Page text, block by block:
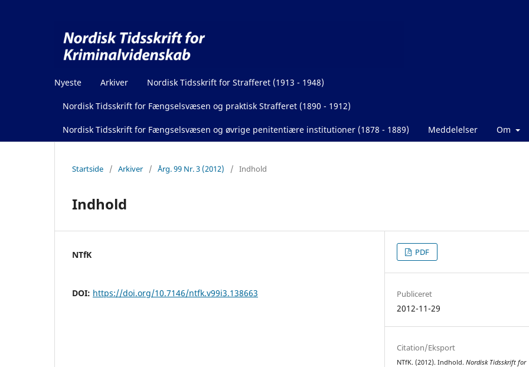
Nyeste Arkiver Nordisk Tidsskrift for Strafferet (1913 - 1948)
Nordisk Tidsskrift for Fængselsvæsen og praktisk Strafferet (1890 - 1912)
Nordisk Tidsskrift for Fængselsvæsen og øvrige penitentiære institutioner (1878 - 1889) Meddelelser Om
Startside / Arkiver / Årg. 99 Nr. 3 (2012) / Indhold
Indhold
NTfK
DOI: https://doi.org/10.7146/ntfk.v99i3.138663
PDF
Publiceret
2012-11-29
Citation/Eksport
NTfK. (2012). Indhold.Nordisk Tidsskrift for